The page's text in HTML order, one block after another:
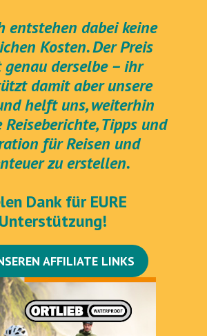
entstehen dabei keine
Kosten. Der Preis
derselbe – ihr
damit aber unsere
helft uns, weiterhin
Tipps und
für Reisen und
zu erstellen.
Dank für EURE
Unterstützung!
AFFILIATE LINKS